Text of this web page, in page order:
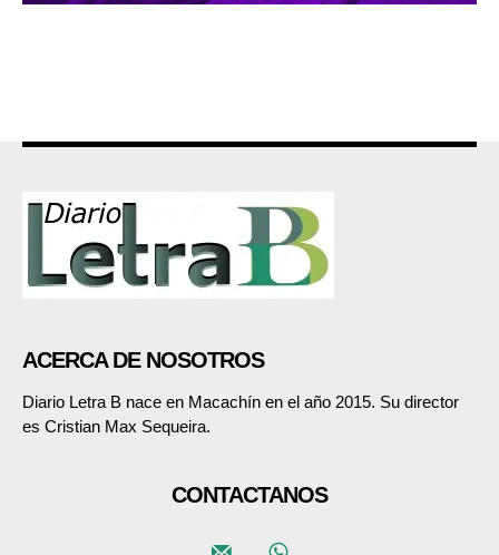
ACERCA DE NOSOTROS
Diario Letra B nace en Macachín en el año 2015. Su director
es Cristian Max Sequeira.
CONTACTANOS